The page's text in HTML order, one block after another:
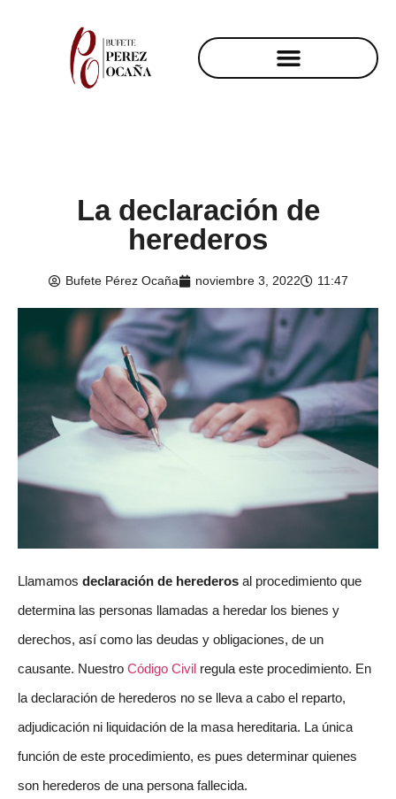
La declaración de
herederos
Bufete Pérez Ocaña noviembre 3, 2022 11:47
Llamamos declaración de herederos al procedimiento que
determina las personas llamadas a heredar los bienes y
derechos, así como las deudas y obligaciones, de un
causante. Nuestro Código Civil regula este procedimiento. En
la declaración de herederos no se lleva a cabo el reparto,
adjudicación ni liquidación de la masa hereditaria. La única
función de este procedimiento, es pues determinar quienes
son herederos de una persona fallecida.